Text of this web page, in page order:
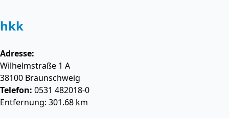
hkk
Adresse:
Wilhelmstraße 1 A
38100 Braunschweig
Telefon: 0531 482018-0
Entfernung: 301.68 km